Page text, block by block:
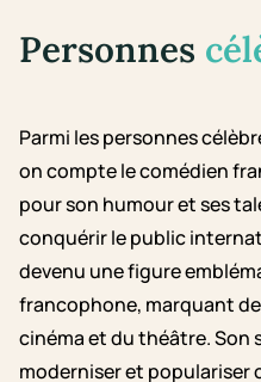
Personnes
Parmi les personnes
on compte le comédien
pour son humour et ses
conquérir le public
devenu une figure
francophone, marquant
cinéma et du théâtre. Son
moderniser et populariser